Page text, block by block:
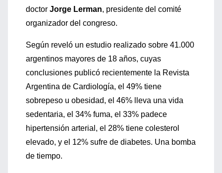
doctor Jorge Lerman, presidente del comité
organizador del congreso.
Según reveló un estudio realizado sobre 41.000
argentinos mayores de 18 años, cuyas
conclusiones publicó recientemente la Revista
Argentina de Cardiología, el 49% tiene
sobrepeso u obesidad, el 46% lleva una vida
sedentaria, el 34% fuma, el 33% padece
hipertensión arterial, el 28% tiene colesterol
elevado, y el 12% sufre de diabetes. Una bomba
de tiempo.